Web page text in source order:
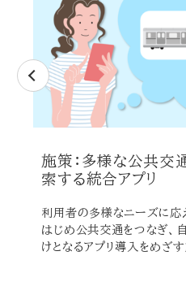
施策：多様な公共交
索する統合アプリ
利用者の多様なニーズに応
はじめ公共交通をつなぎ、
けとなるアプリ導入をめざす